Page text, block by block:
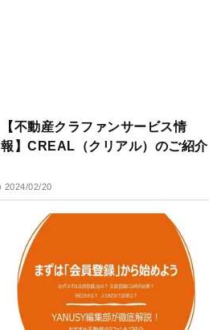
【不動産クラファンサービス情
報】CREAL（クリアル）のご紹介
2024/02/20